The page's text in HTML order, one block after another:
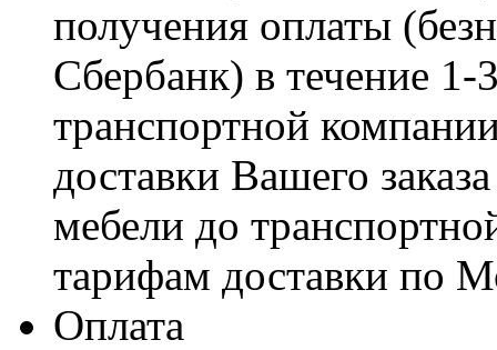
получения оплаты
Сбербанк) в течение
транспортной
доставки Вашего
мебели до
тарифам доставки по
Оплата